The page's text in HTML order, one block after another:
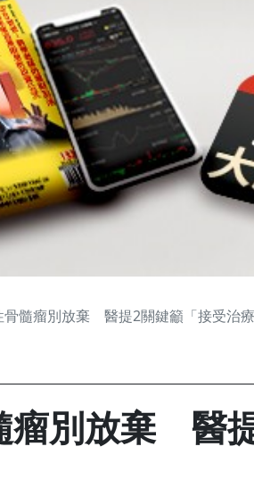
骨髓瘤別放棄 醫提2關鍵籲「接受治療
瘤別放棄 醫